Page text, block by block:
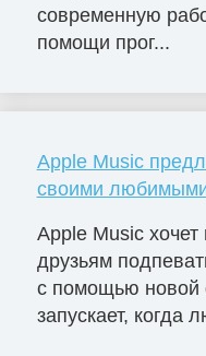
современную
помощи прог...
Apple Music
своими
Apple Music
друзьям
с помощью новой
запускает, когда